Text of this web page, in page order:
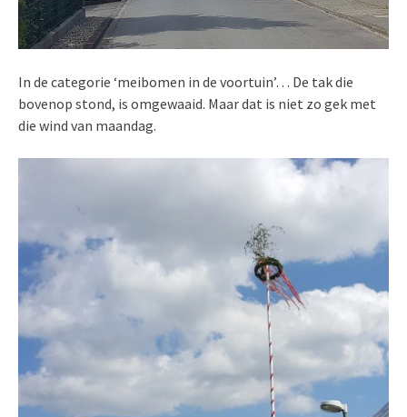
In de categorie ‘meibomen in de voortuin’… De tak die
bovenop stond, is omgewaaid. Maar dat is niet zo gek met
die wind van maandag.